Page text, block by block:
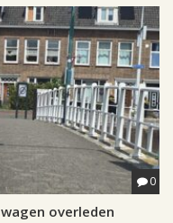
0
overleden